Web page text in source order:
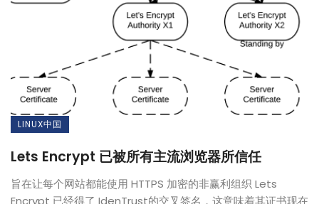
LINUX中国
Lets Encrypt 已被所有主流浏览器所信任
旨在让每个网站都能使用 HTTPS 加密的非赢利组织 Lets